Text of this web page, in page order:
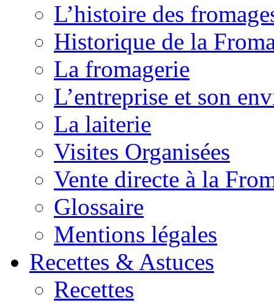
L’histoire des
Historique de la
La fromagerie
L’entreprise et son
La laiterie
Visites Organisées
Vente directe à la
Glossaire
Mentions légales
Recettes & Astuces
Recettes